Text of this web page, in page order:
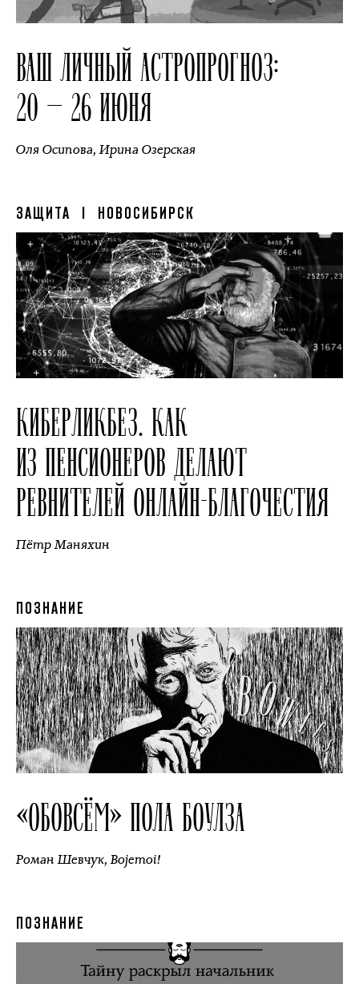
ВАШ ЛИЧНЫЙ АСТРОПРОГНОЗ:
20 — 26 ИЮНЯ
Оля Осипова,Ирина Озерская
ЗАЩИТА | НОВОСИБИРСК
КИБЕРЛИКБЕЗ. КАК
ИЗ ПЕНСИОНЕРОВ ДЕЛАЮТ
РЕВНИТЕЛЕЙ ОНЛАЙН-БЛАГОЧЕСТИЯ
Пётр Маняхин
ПОЗНАНИЕ
«ОБОВСЁМ» ПОЛА БОУЛЗА
Роман Шевчук,Bojemoi!
ПОЗНАНИЕ